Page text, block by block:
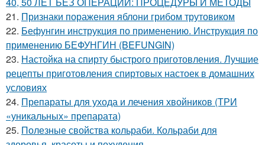
21. Признаки поражения яблони грибом трутовиком
22. Бефунгин инструкция по применению. Инструкция по
применению БЕФУНГИН (BEFUNGIN)
23. Настойка на спирту быстрого приготовления. Лучшие
рецепты приготовления спиртовых настоек в домашних
условиях
24. Препараты для ухода и лечения хвойников (ТРИ
«уникальных» препарата)
25. Полезные свойства кольраби. Кольраби для